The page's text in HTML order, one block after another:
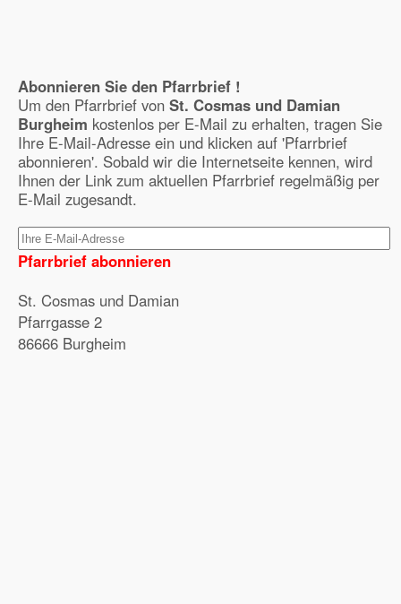
Abonnieren Sie den Pfarrbrief !
Um den Pfarrbrief von St. Cosmas und Damian
Burgheim kostenlos per E-Mail zu erhalten, tragen Sie
Ihre E-Mail-Adresse ein und klicken auf 'Pfarrbrief
abonnieren'. Sobald wir die Internetseite kennen, wird
Ihnen der Link zum aktuellen Pfarrbrief regelmäßig per
E-Mail zugesandt.
Pfarrbrief abonnieren
St. Cosmas und Damian
Pfarrgasse 2
86666 Burgheim